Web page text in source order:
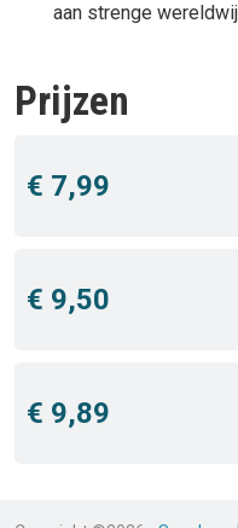
aan strenge
Prijzen
€ 7,99
€ 9,50
€ 9,89